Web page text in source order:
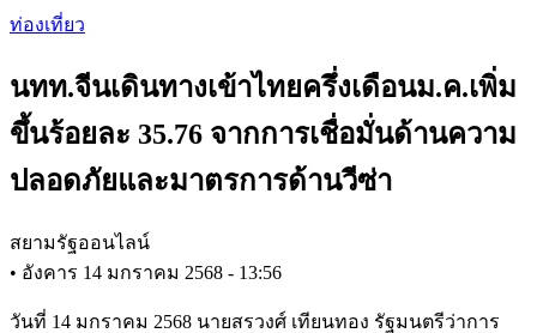
Skip
content
ท่องเที่ยว
นทท.จีนเดินทางเข้าไทยครึ่งเดือนม.ค.เพิ่ม
ขึ้นร้อยละ 35.76 จากการเชื่อมั่นด้านความ
ปลอดภัยและมาตรการด้านวีซ่า
สยามรัฐออนไลน์
• อังคาร 14 มกราคม 2568 - 13:56
วันที่ 14 มกราคม 2568 นายสรวงศ์ เทียนทอง รัฐมนตรีว่าการ